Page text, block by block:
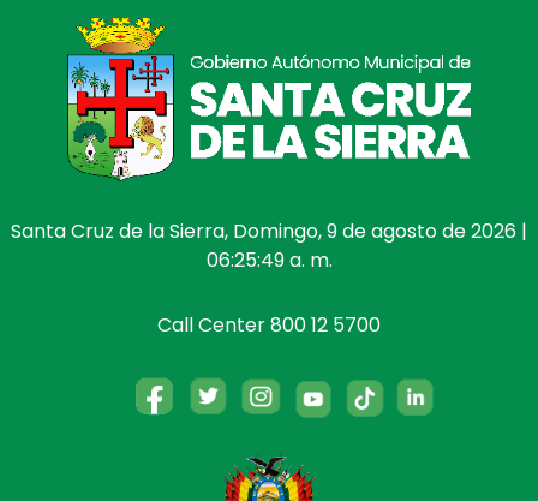
Santa Cruz de la Sierra, Domingo, 9 de agosto de 2026 |
06:25:50 a. m.
Call Center 800 12 5700